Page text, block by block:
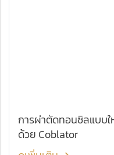
การผ่าตัดทอนซิลแบบ
ด้วย Coblator